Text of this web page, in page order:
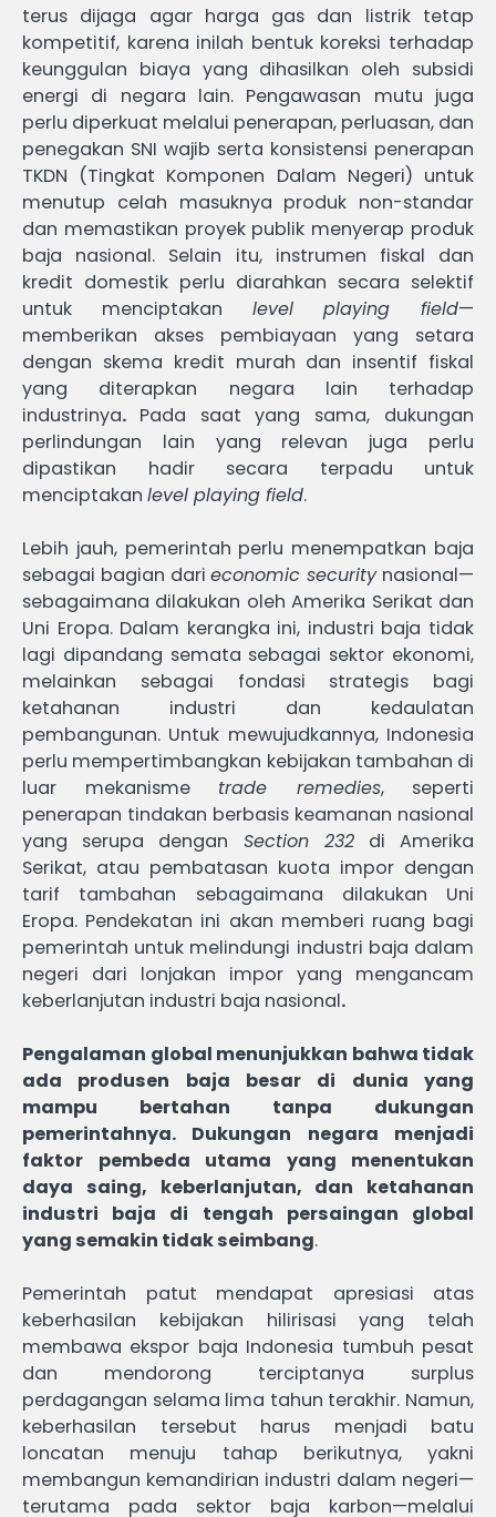
terus dijaga agar harga gas dan listrik tetap
kompetitif, karena inilah bentuk koreksi terhadap
keunggulan biaya yang dihasilkan oleh subsidi
energi di negara lain. Pengawasan mutu juga
perlu diperkuat melalui penerapan, perluasan, dan
penegakan SNI wajib serta konsistensi penerapan
TKDN (Tingkat Komponen Dalam Negeri) untuk
menutup celah masuknya produk non-standar
dan memastikan proyek publik menyerap produk
baja nasional. Selain itu, instrumen fiskal dan
kredit domestik perlu diarahkan secara selektif
untuk menciptakan level playing field—
memberikan akses pembiayaan yang setara
dengan skema kredit murah dan insentif fiskal
yang diterapkan negara lain terhadap
industrinya. Pada saat yang sama, dukungan
perlindungan lain yang relevan juga perlu
dipastikan hadir secara terpadu untuk
menciptakan level playing field.
Lebih jauh, pemerintah perlu menempatkan baja
sebagai bagian darieconomic securitynasional—
sebagaimana dilakukan oleh Amerika Serikat dan
Uni Eropa. Dalam kerangka ini, industri baja tidak
lagi dipandang semata sebagai sektor ekonomi,
melainkan sebagai fondasi strategis bagi
ketahanan industri dan kedaulatan
pembangunan. Untuk mewujudkannya, Indonesia
perlu mempertimbangkan kebijakan tambahan di
luar mekanisme trade remedies, seperti
penerapan tindakan berbasis keamanan nasional
yang serupa dengan Section 232di Amerika
Serikat, atau pembatasan kuota impor dengan
tarif tambahan sebagaimana dilakukan Uni
Eropa. Pendekatan ini akan memberi ruang bagi
pemerintah untuk melindungi industri baja dalam
negeri dari lonjakan impor yang mengancam
keberlanjutan industri baja nasional.
Pengalaman global menunjukkan bahwa tidak
ada produsen baja besar di dunia yang
mampu bertahan tanpa dukungan
pemerintahnya. Dukungan negara menjadi
faktor pembeda utama yang menentukan
daya saing, keberlanjutan, dan ketahanan
industri baja di tengah persaingan global
yang semakin tidak seimbang.
Pemerintah patut mendapat apresiasi atas
keberhasilan kebijakan hilirisasi yang telah
membawa ekspor baja Indonesia tumbuh pesat
dan mendorong terciptanya surplus
perdagangan selama lima tahun terakhir. Namun,
keberhasilan tersebut harus menjadi batu
loncatan menuju tahap berikutnya, yakni
membangun kemandirian industri dalam negeri—
terutama pada sektor baja karbon—melalui